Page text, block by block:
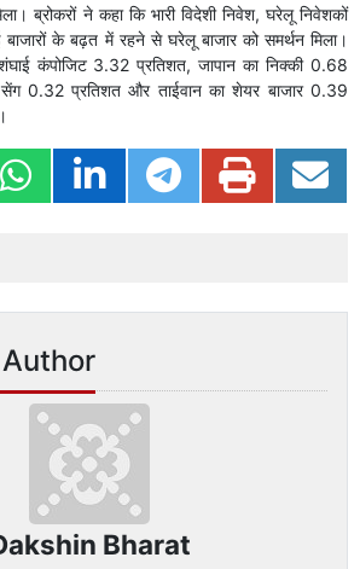
ब्रोकरों ने कहा कि भारी विदेशी निवेश, घरेलू निवेशकों
बाजारों के बढ़त में रहने से घरेलू बाजार को समर्थन मिला।
शंघाई कंपोजिट 3.32 प्रतिशत, जापान का निक्की 0.68
0.32 प्रतिशत और ताईवान का शेयर बाजार 0.39
Bharat